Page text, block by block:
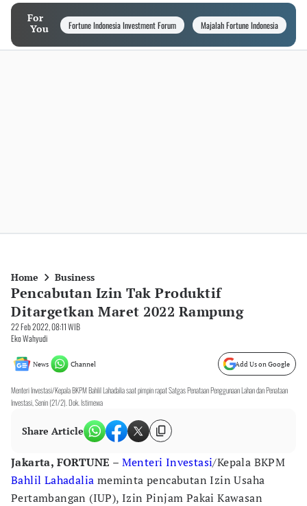
For
You
Fortune Indonesia Investment Forum Majalah Fortune Indonesia
Home Business
Pencabutan Izin Tak Produktif
Ditargetkan Maret 2022 Rampung
22 Feb 2022, 08:11 WIB
Eko Wahyudi
News Channel Add Us on Google
Menteri Investasi/Kepala BKPM Bahlil Lahadalia saat pimpin rapat Satgas Penataan Penggunaan Lahan dan Penataan
Investasi, Senin (21/2). Dok. Istimewa
Share Article
Jakarta, FORTUNE – Menteri Investasi/Kepala BKPM
Bahlil Lahadalia meminta pencabutan Izin Usaha
Pertambangan (IUP), Izin Pinjam Pakai Kawasan